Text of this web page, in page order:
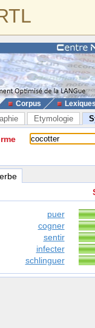
Corpus
Etymologie
puer
cogner
sentir
infecter
schlinguer